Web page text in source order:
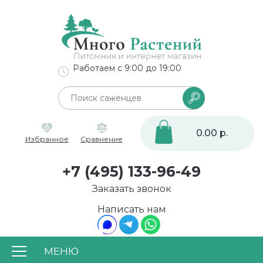
МЕНЮ
Написать нам
Работаем с 9:00 до 19:00
0
Избранное
Сравнение
0.00 р.
+7 (495) 133-96-49
Заказать звонок